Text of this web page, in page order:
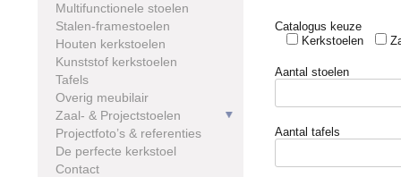
Multifunctionele stoelen
Stalen-framestoelen
Houten kerkstoelen
Kunststof kerkstoelen
Tafels
Overig meubilair
Zaal- & Projectstoelen
Projectfoto’s & referenties
De perfecte kerkstoel
Contact
Catalogus keuze
Kerkstoelen
Aantal stoelen
Aantal tafels